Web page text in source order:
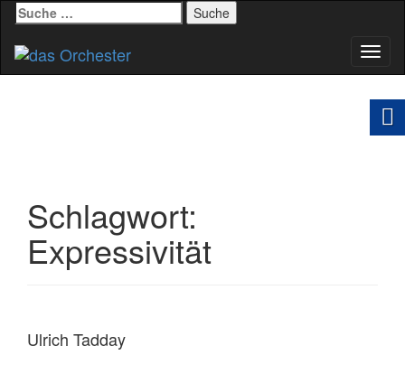
Suche
nach:
Schlagwort:
Expressivität
Ulrich Tadday